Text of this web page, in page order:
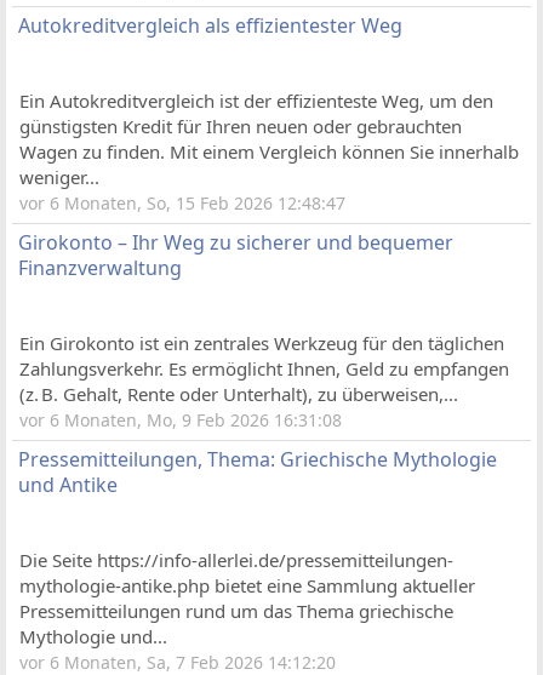
Autokreditvergleich als effizientester Weg
Ein Autokreditvergleich ist der effizienteste Weg, um den
günstigsten Kredit für Ihren neuen oder gebrauchten
Wagen zu finden. Mit einem Vergleich können Sie innerhalb
weniger...
vor 6 Monaten, So, 15 Feb 2026 12:48:47
Girokonto – Ihr Weg zu sicherer und bequemer
Finanzverwaltung
Ein Girokonto ist ein zentrales Werkzeug für den täglichen
Zahlungsverkehr. Es ermöglicht Ihnen, Geld zu empfangen
(z. B. Gehalt, Rente oder Unterhalt), zu überweisen,...
vor 6 Monaten, Mo, 9 Feb 2026 16:31:08
Pressemitteilungen, Thema: Griechische Mythologie
und Antike
Die Seite https://info-allerlei.de/pressemitteilungen-
mythologie-antike.php bietet eine Sammlung aktueller
Pressemitteilungen rund um das Thema griechische
Mythologie und...
vor 6 Monaten, Sa, 7 Feb 2026 14:12:20